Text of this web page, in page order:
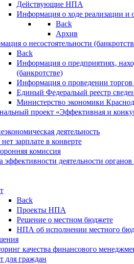
Действующие НПА
Информация о ходе реализации
Back
Архив
о несостоятельности
Back
Информация о предприятиях,
(банкротстве)
Информация о проведении
Единый Федеральый реестр
Министерство экономики
проект «Эффективная и
деятельность
зарплате в конверте
комиссия
эффективности деятельности
Back
Проекты НПА
Решение о местном бюджете
НПА об исполнении местного
качества финансового
для граждан